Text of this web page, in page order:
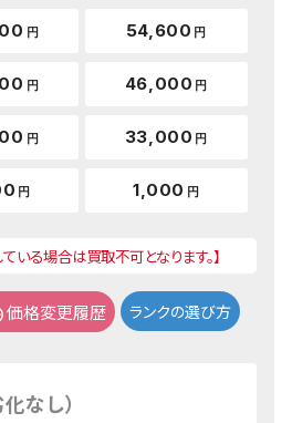
円 54,600 円
円 46,000 円
円 33,000 円
円 1,000 円
いる場合は買取不可となります。】
価格変更履歴 ランクの選び方
なし）